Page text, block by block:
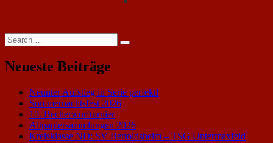
Search
for:
Search
Neueste Beiträge
Neunter Aufstieg in Serie perfekt!
Sommernachtsfest 2026
10. Becherwurfturnier
Altpapiersammlungen 2026
Kreisklasse ND: SV Bertoldsheim – TSG Untermaxfeld